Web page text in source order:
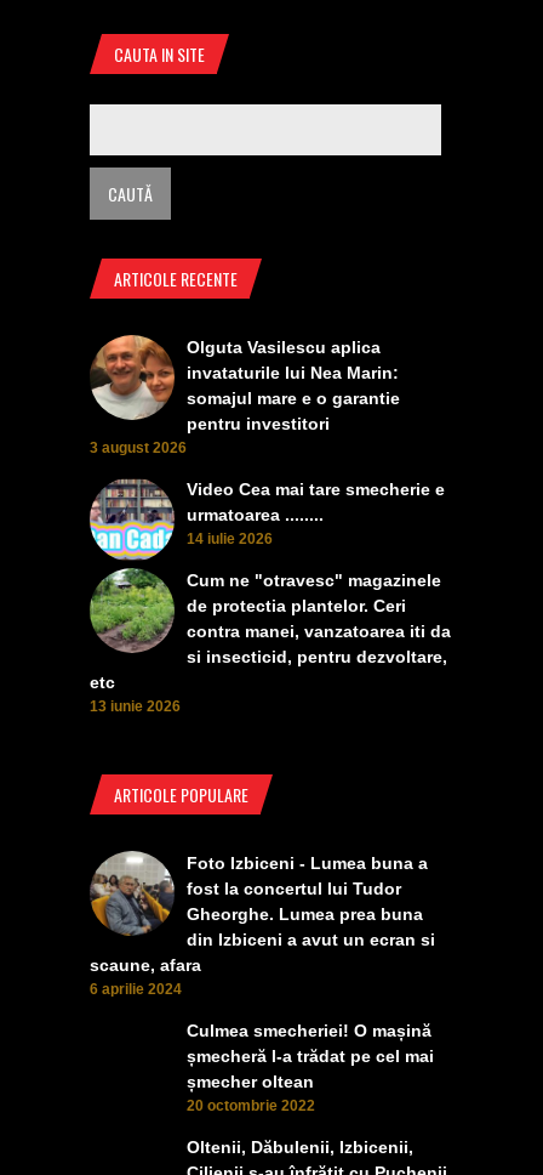
CAUTA IN SITE
ARTICOLE RECENTE
Olguta Vasilescu aplica
invataturile lui Nea Marin:
somajul mare e o garantie
pentru investitori
3 august 2026
Video Cea mai tare smecherie e
urmatoarea ........
14 iulie 2026
Cum ne "otravesc" magazinele
de protectia plantelor. Ceri
contra manei, vanzatoarea iti da
si insecticid, pentru dezvoltare,
etc
13 iunie 2026
ARTICOLE POPULARE
Foto Izbiceni - Lumea buna a
fost la concertul lui Tudor
Gheorghe. Lumea prea buna
din Izbiceni a avut un ecran si
scaune, afara
6 aprilie 2024
Culmea smecheriei! O mașină
șmecheră l-a trădat pe cel mai
șmecher oltean
20 octombrie 2022
Oltenii, Dăbulenii, Izbicenii,